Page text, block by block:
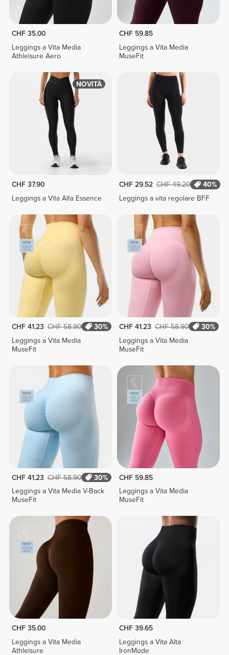
CHF 35.00
Leggings a Vita Media
Athleisure Aero
CHF 59.85
Leggings a Vita Media
MuseFit
NOVITÀ
CHF 37.90
Leggings a Vita Alta Essence
CHF 29.52 CHF 49.20
40%
Leggings a vita regolare BFF
CHF 41.23 CHF 58.90
30%
Leggings a Vita Media
MuseFit
CHF 41.23 CHF 58.90
30%
Leggings a Vita Media
MuseFit
CHF 41.23 CHF 58.90
30%
Leggings a Vita Media V-Back
MuseFit
CHF 59.85
Leggings a Vita Media
MuseFit
CHF 35.00
Leggings a Vita Media
Athleisure
CHF 39.65
Leggings a Vita Alta
IronMode